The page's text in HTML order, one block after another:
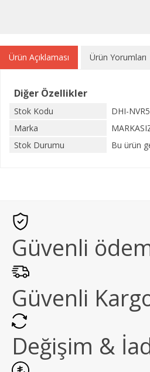
Ürün Açıklaması Ürün Yorumları
Diğer Özellikler
Stok Kodu
DHI-
Marka
Stok Durumu
Bu ürün
Güvenli
Güvenli
Değişim &